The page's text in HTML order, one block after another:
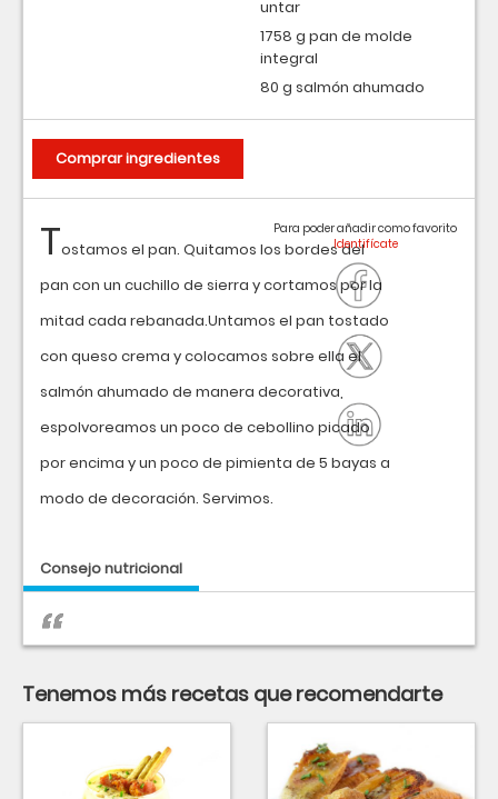
Tostamos el pan. Quitamos los bordes del
pan con un cuchillo de sierra y cortamos por la
mitad cada rebanada.Untamos el pan tostado
con queso crema y colocamos sobre ella el
salmón ahumado de manera decorativa,
espolvoreamos un poco de cebollino picado
por encima y un poco de pimienta de 5 bayas a
modo de decoración. Servimos.
Consejo nutricional
Para poder añadir como favorito
untar
1758 g pan de molde
integral
80 g salmón ahumado
Comprar ingredientes
Tenemos más recetas que recomendarte